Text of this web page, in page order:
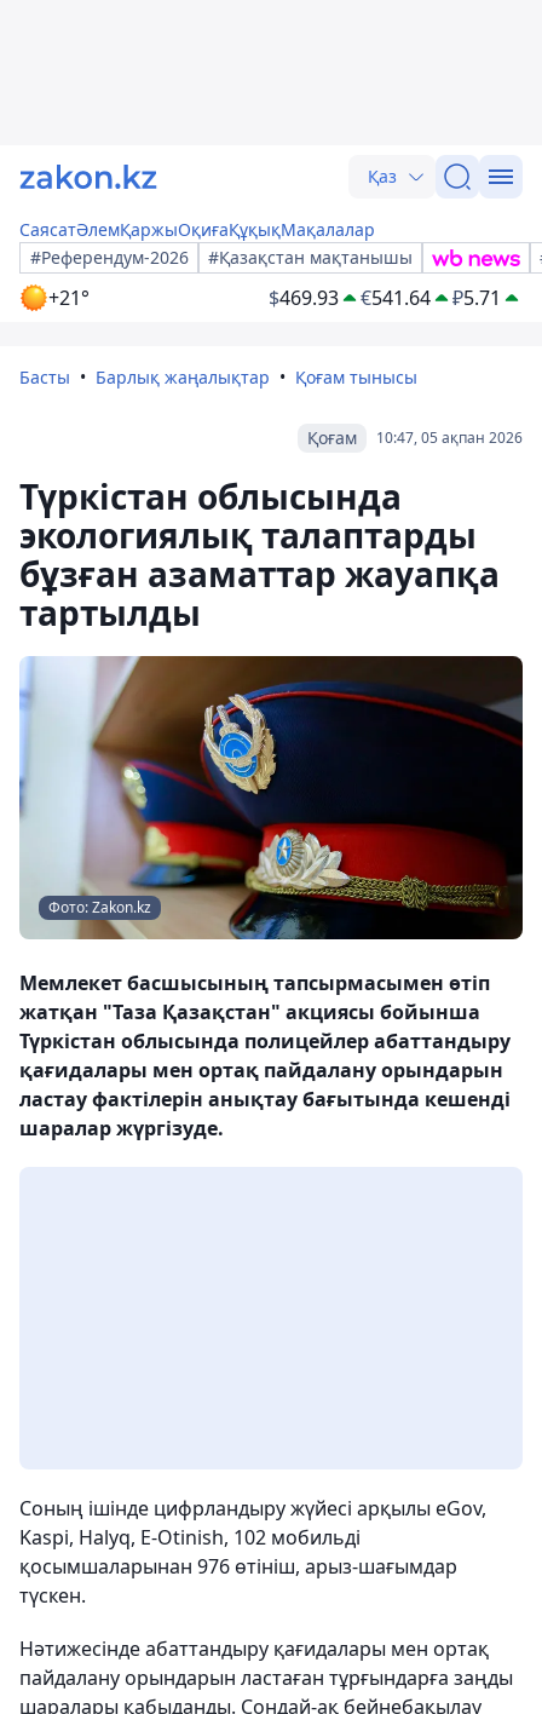
Қаз
СаясатӘлемҚаржыОқиғаҚұқықМақалалар
#Референдум-2026
#Қазақстан мақтанышы
+21° $469.93 €541.64 ₽5.71
Басты Барлық жаңалықтар Қоғам тынысы
10:47, 05 ақпан 2026
Қоғам
Түркістан облысында
экологиялық талаптарды
бұзған азаматтар жауапқа
тартылды
Фото: Zakon.kz
Мемлекет басшысының тапсырмасымен өтіп
жатқан "Таза Қазақстан" акциясы бойынша
Түркістан облысында полицейлер абаттандыру
қағидалары мен ортақ пайдалану орындарын
ластау фактілерін анықтау бағытында кешенді
шаралар жүргізуде.
Соның ішінде цифрландыру жүйесі арқылы eGov,
Kaspi, Halyq, E-Otinish, 102 мобильді
қосымшаларынан 976 өтініш, арыз-шағымдар
түскен.
Нәтижесінде абаттандыру қағидалары мен ортақ
пайдалану орындарын ластаған тұрғындарға заңды
шаралары қабыданды. Сондай-ақ бейнебақылау